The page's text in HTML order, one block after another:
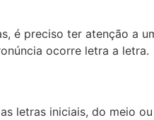
é preciso ter atenção a
ocorre letra a letra.
letras iniciais, do meio ou